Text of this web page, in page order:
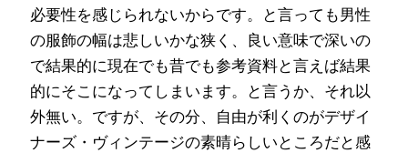
必要性を感じられないからです。と言っても男性
の服飾の幅は悲しいかな狭く、良い意味で深いの
で結果的に現在でも昔でも参考資料と言えば結果
的にそこになってしまいます。と言うか、それ以
外無い。ですが、その分、自由が利くのがデザイ
ナーズ・ヴィンテージの素晴らしいところだと感